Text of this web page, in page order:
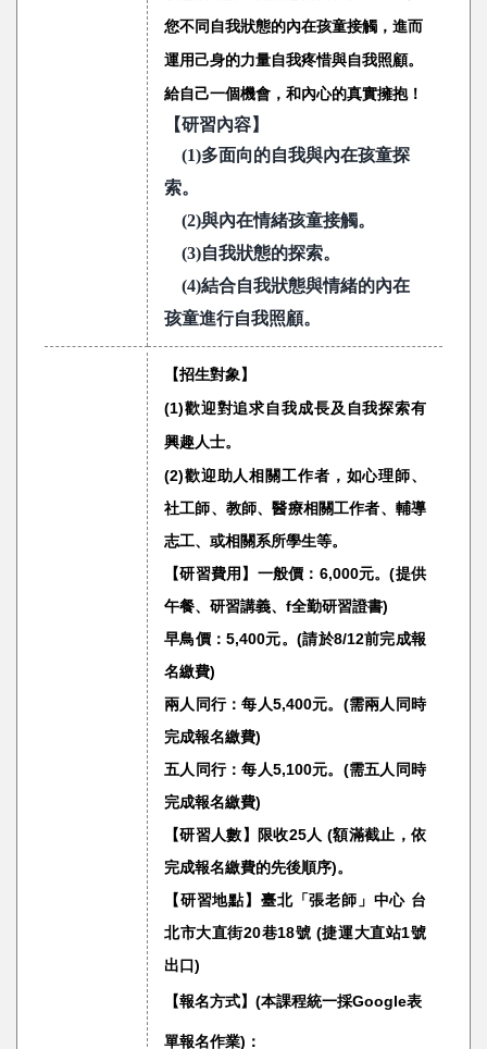
您不同自我狀態的內在孩童接觸，進而
運用己身的力量自我疼惜與自我照顧。
給自己一個機會，和內心的真實擁抱！
【研習內容】
(1)多面向的自我與內在孩童探
索。
(2)與內在情緒孩童接觸。
(3)自我狀態的探索。
(4)結合自我狀態與情緒的內在
孩童進行自我照顧。
【招生對象】
(1)歡迎對追求自我成長及自我探索有
興趣人士。
(2)歡迎助人相關工作者，如心理師、
社工師、教師、醫療相關工作者、輔導
志工、或相關系所學生等。
【研習費用】一般價：6,000元。(提供
午餐、研習講義、f全勤研習證書)
早鳥價：5,400元。(請於8/12前完成報
名繳費)
兩人同行：每人5,400元。(需兩人同時
完成報名繳費)
五人同行：每人5,100元。(需五人同時
完成報名繳費)
【研習人數】限收25人 (額滿截止，依
完成報名繳費的先後順序)。
【研習地點】臺北「張老師」中心 台
北市大直街20巷18號 (捷運大直站1號
出口)
【報名方式】(本課程統一採Google表
單報名作業)：